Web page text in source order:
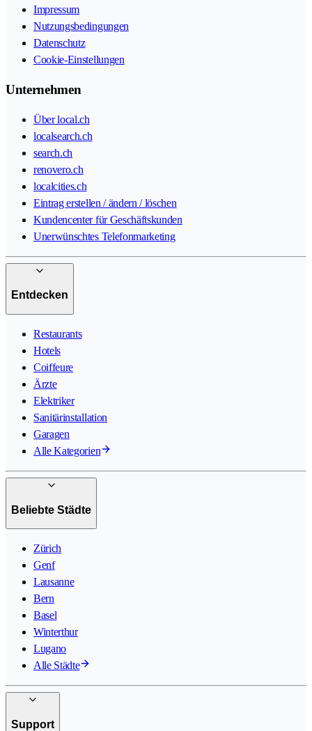
Impressum
Nutzungsbedingungen
Datenschutz
Cookie-Einstellungen
Unternehmen
Über local.ch
localsearch.ch
search.ch
renovero.ch
localcities.ch
Eintrag erstellen / ändern / löschen
Kundencenter für Geschäftskunden
Unerwünschtes Telefonmarketing
Entdecken
Restaurants
Hotels
Coiffeure
Ärzte
Elektriker
Sanitärinstallation
Garagen
Alle Kategorien
Beliebte Städte
Zürich
Genf
Lausanne
Bern
Basel
Winterthur
Lugano
Alle Städte
Support